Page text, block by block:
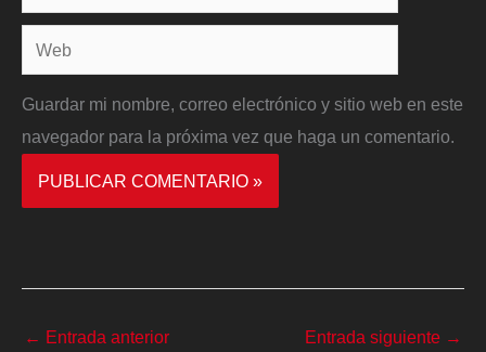
electrónico*
Web
Guardar mi nombre, correo electrónico y sitio web en este
navegador para la próxima vez que haga un comentario.
← Entrada anterior Entrada siguiente →